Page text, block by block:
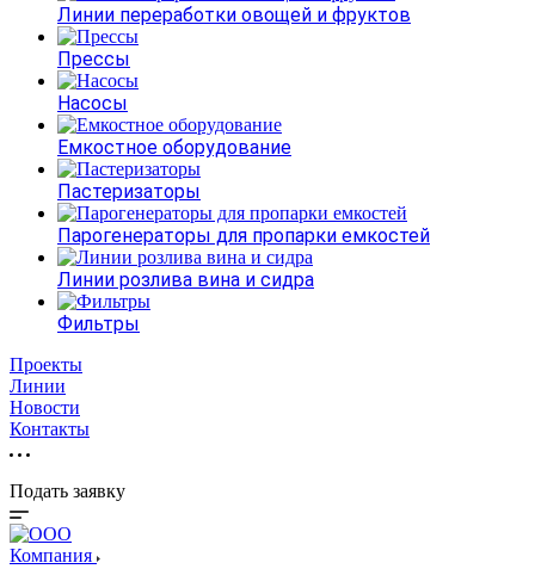
Линии переработки овощей и фруктов
Прессы
Насосы
Емкостное оборудование
Пастеризаторы
Парогенераторы для пропарки емкостей
Линии розлива вина и сидра
Фильтры
Проекты
Линии
Новости
Контакты
Подать заявку
Компания